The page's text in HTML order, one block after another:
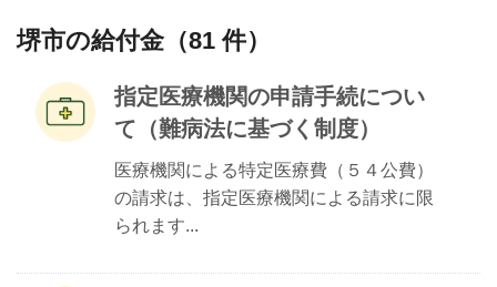
堺市の給付金（81 件）
指定医療機関の申請手続につい
て（難病法に基づく制度）
医療機関による特定医療費（５４公費）
の請求は、指定医療機関による請求に限
られます...